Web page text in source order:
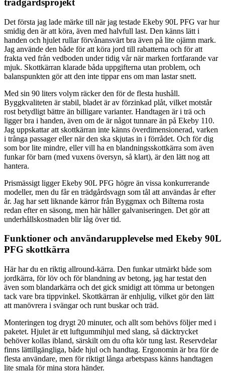
trädgårdsprojekt
Det första jag lade märke till när jag testade Ekeby 90L PFG var hur
smidig den är att köra, även med halvfull last. Den känns lätt i
handen och hjulet rullar förvånansvärt bra även på lite ojämn mark.
Jag använde den både för att köra jord till rabatterna och för att
frakta ved från vedboden under tidig vår när marken fortfarande var
mjuk. Skottkärran klarade båda uppgifterna utan problem, och
balanspunkten gör att den inte tippar ens om man lastar snett.
Med sin 90 liters volym räcker den för de flesta hushåll.
Byggkvaliteten är stabil, bladet är av förzinkad plåt, vilket motstår
rost betydligt bättre än billigare varianter. Handtagen är i trä och
ligger bra i handen, även om de är något tunnare än på Ekeby 110.
Jag uppskattar att skottkärran inte känns överdimensionerad, varken
i trånga passager eller när den ska skjutas in i förrådet. Och för dig
som bor lite mindre, eller vill ha en blandningsskottkärra som även
funkar för barn (med vuxens översyn, så klart), är den lätt nog att
hantera.
Prismässigt ligger Ekeby 90L PFG högre än vissa konkurrerande
modeller, men du får en trädgårdsvagn som tål att användas år efter
år. Jag har sett liknande kärror från Byggmax och Biltema rosta
redan efter en säsong, men här håller galvaniseringen. Det gör att
underhållskostnaden blir låg över tid.
Funktioner och användarupplevelse med Ekeby 90L
PFG skottkärra
Här har du en riktig allround-kärra. Den funkar utmärkt både som
jordkärra, för löv och för blandning av betong, jag har testat den
även som blandarkärra och det gick smidigt att tömma ur betongen
tack vare bra tippvinkel. Skottkärran är enhjulig, vilket gör den lätt
att manövrera i svängar och runt buskar och träd.
Monteringen tog drygt 20 minuter, och allt som behövs följer med i
paketet. Hjulet är ett luftgummihjul med slang, så däcktrycket
behöver kollas ibland, särskilt om du ofta kör tung last. Reservdelar
finns lättillgängliga, både hjul och handtag. Ergonomin är bra för de
flesta användare, men för riktigt långa arbetspass känns handtagen
lite smala för mina stora händer.